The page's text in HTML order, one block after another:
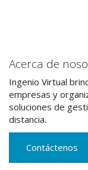
Acerca de
Ingenio Virtual
empresas y
soluciones de
distancia.
Contáctenos